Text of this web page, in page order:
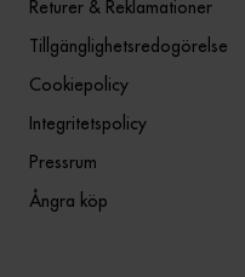
Returer & Reklamationer
Tillgänglighetsredogörelse
Cookiepolicy
Integritetspolicy
Pressrum
Ångra köp